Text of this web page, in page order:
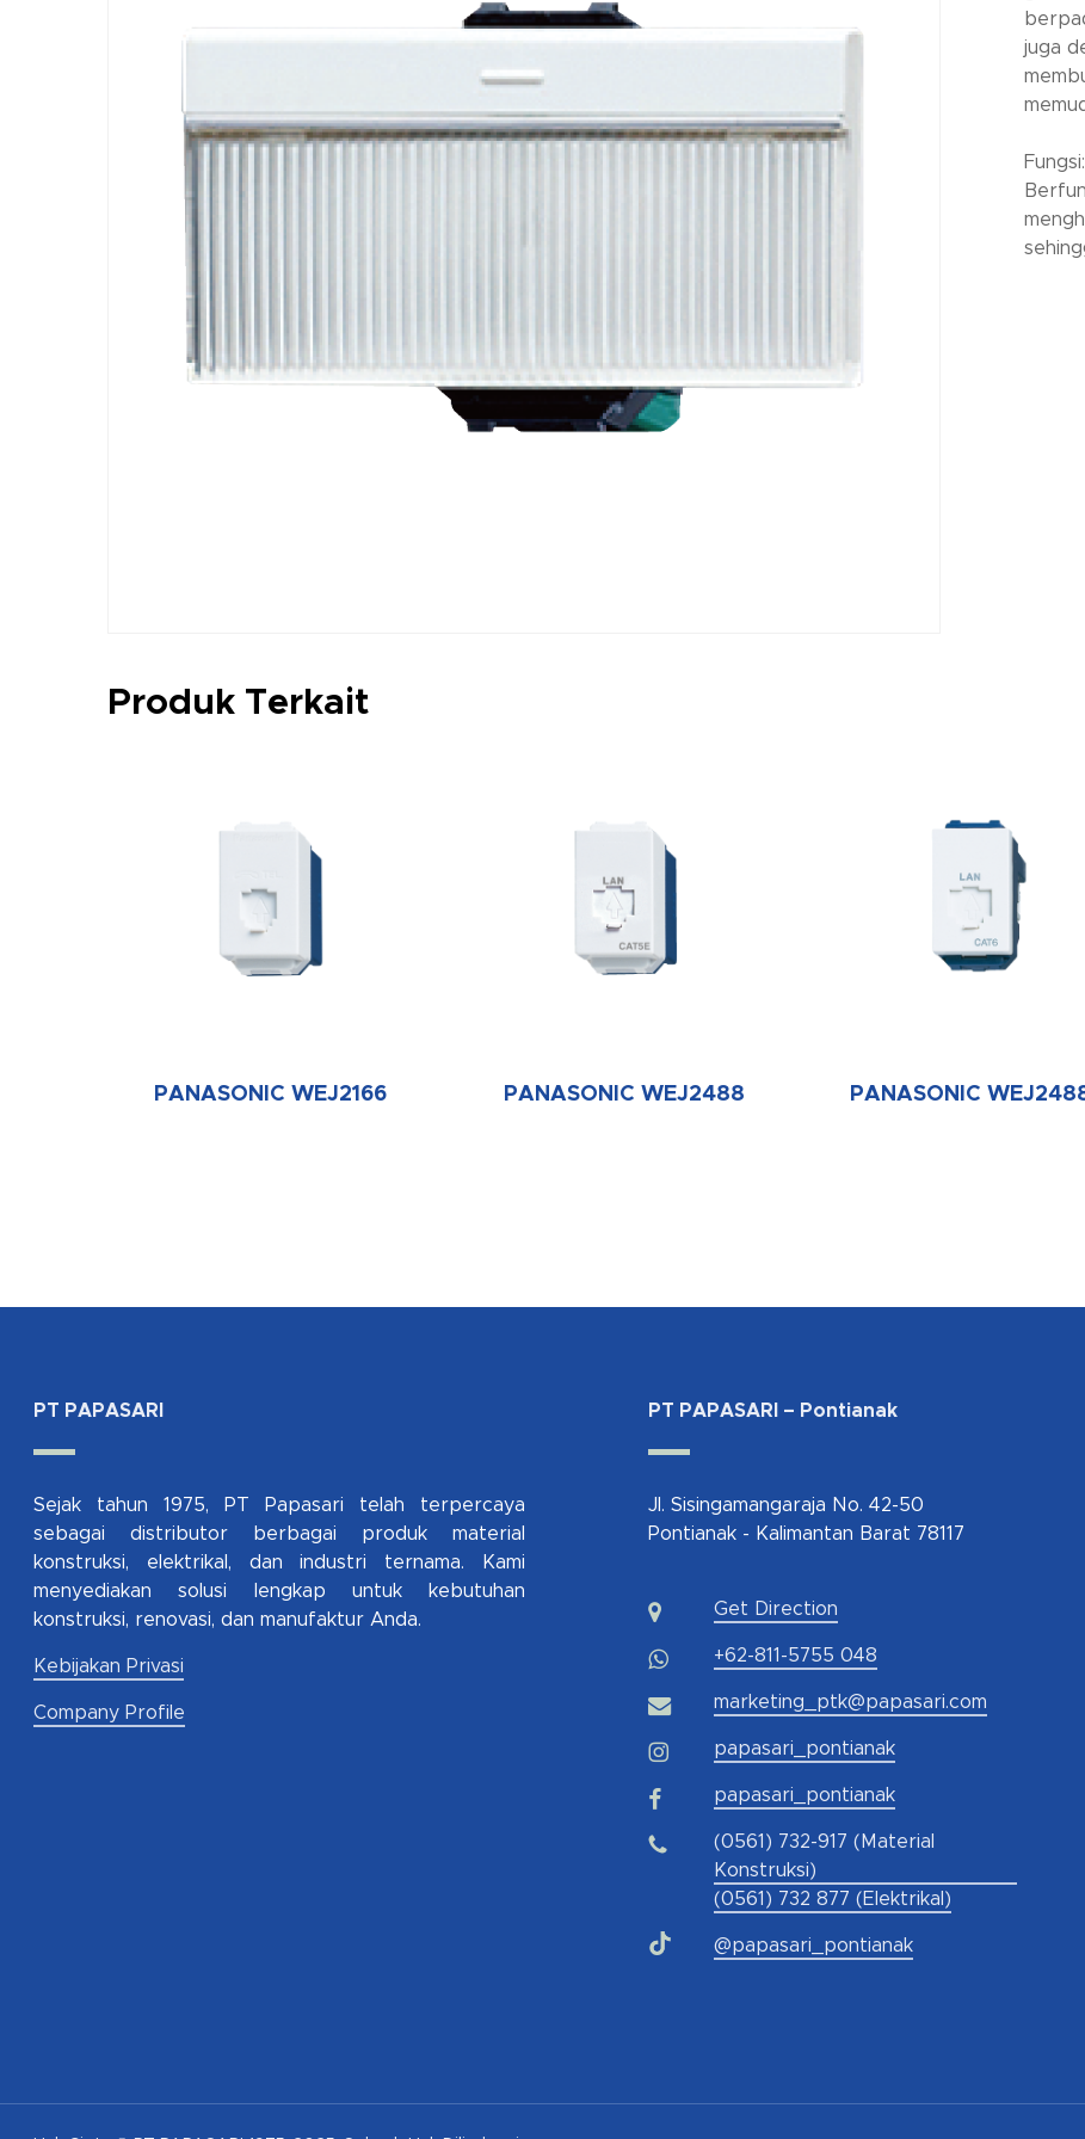
juga
Fungsi:
Produk Terkait
PANASONIC WEJ2166 PANASONIC WEJ2488 PANASONIC
PT PAPASARI
Sejak tahun 1975, PT Papasari telah terpercaya
sebagai distributor berbagai produk material
konstruksi, elektrikal, dan industri ternama. Kami
menyediakan solusi lengkap untuk kebutuhan
konstruksi, renovasi, dan manufaktur Anda.
Kebijakan Privasi
Company Profile
PT PAPASARI – Pontianak
Jl. Sisingamangaraja No. 42-50
Pontianak - Kalimantan Barat 78117
Get Direction
+62-811-5755 048
marketing_ptk@papasari.com
papasari_pontianak
papasari_pontianak
(0561) 732-917 (Material
Konstruksi)
(0561) 732 877 (Elektrikal)
@papasari_pontianak